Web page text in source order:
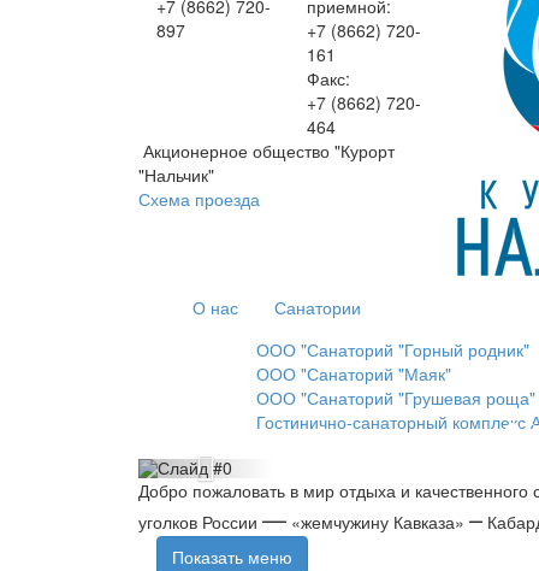
+7 (8662) 720-
897
приемной:
+7 (8662) 720-
161
Факс:
+7 (8662) 720-
464
Акционерное общество "Курорт
"Нальчик"
Схема проезда
О нас
Санатории
ООО "Санаторий "Горный родник"
ООО "Санаторий "Маяк"
ООО "Санаторий "Грушевая роща"
Гостинично-санаторный комплекс
Следующий
слайд
Добро пожаловать в мир отдыха и
уголков России — «жемчужину Кавказа» –
Показать меню